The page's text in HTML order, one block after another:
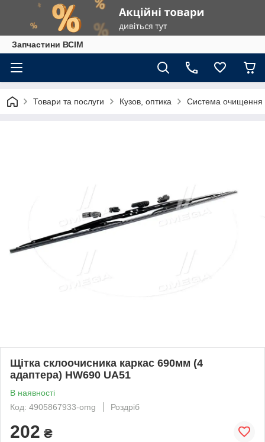
Запчастини ВСІМ
Товари та послуги Кузов, оптика Система очищення
Щітка склоочисника каркас 690мм (4
адаптера) HW690 UA51
В наявності
Код: 4905867933-omg
Роздріб
202 ₴